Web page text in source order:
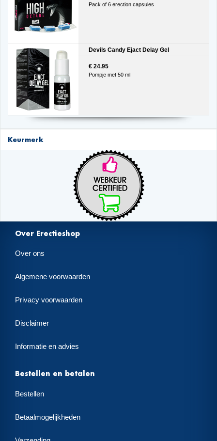
Pack of 6 erection capsules
Devils Candy Ejact Delay Gel
€ 24.95
Pompje met 50 ml
Keurmerk
Over Erectieshop
Over ons
Algemene voorwaarden
Privacy voorwaarden
Disclaimer
Informatie en advies
Bestellen en betalen
Bestellen
Betaalmogelijkheden